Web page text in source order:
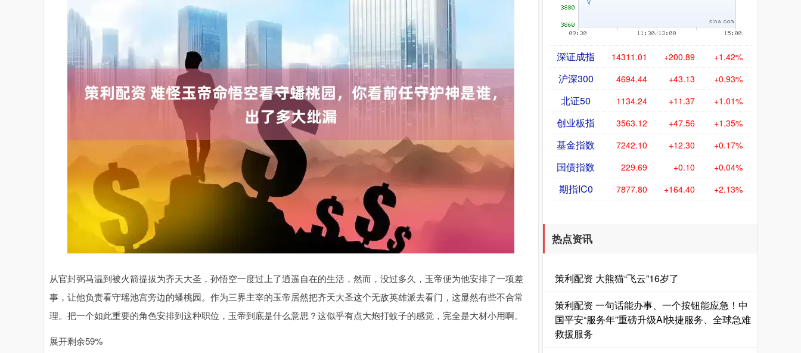
从官封弼马温到被火箭提拔为齐天大圣，孙悟空一度过上了逍遥自在的生活，然而，没过多久，玉帝便为他安排了一项差
事，让他负责看守瑶池宫旁边的蟠桃园。作为三界主宰的玉帝居然把齐天大圣这个无敌英雄派去看门，这显然有些不合常
理。把一个如此重要的角色安排到这种职位，玉帝到底是什么意思？这似乎有点大炮打蚊子的感觉，完全是大材小用啊。
展开剩余59%
深证成指 14311.01 +200.89 +1.42%
沪深300 4694.44 +43.13 +0.93%
北证50 1134.24 +11.37 +1.01%
创业板指 3563.12 +47.56 +1.35%
基金指数 7242.10 +12.30 +0.17%
国债指数 229.69 +0.10 +0.04%
期指IC0 7877.80 +164.40 +2.13%
热点资讯
策利配资 大熊猫“飞云”16岁了
策利配资 一句话能办事、一个按钮能应急！中
国平安“服务年”重磅升级AI快捷服务、全球急难
救援服务